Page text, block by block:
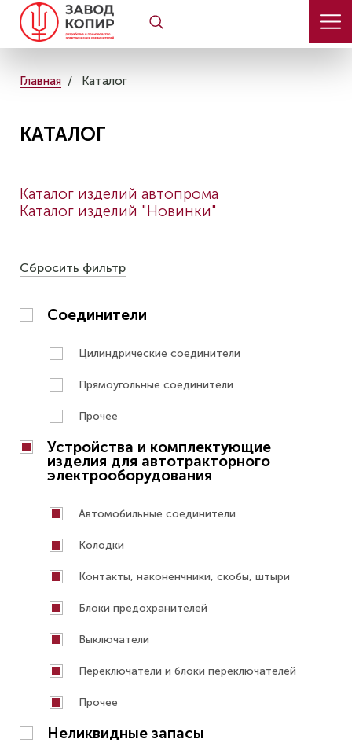
Главная Каталог
КАТАЛОГ
Каталог изделий автопрома
Каталог изделий "Новинки"
Сбросить фильтр
Соединители
Цилиндрические соединители
Прямоугольные соединители
Прочее
Устройства и комплектующие
изделия для автотракторного
электрооборудования
Автомобильные соединители
Колодки
Контакты, наконенчники, скобы, штыри
Блоки предохранителей
Выключатели
Переключатели и блоки переключателей
Прочее
Неликвидные запасы